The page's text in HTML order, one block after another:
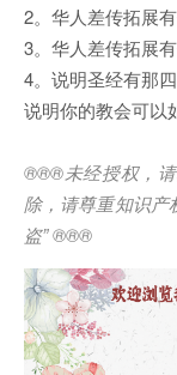
2。华人差传拓展
3。华人差传拓展
4。说明圣经有那
说明你的教会可以
®®®未经授权，
除，请尊重知识产
盗” ®®®